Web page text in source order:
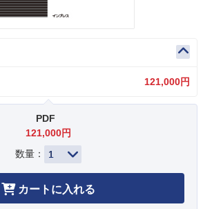
121,000円
PDF
121,000円
数量：
カートに入れる